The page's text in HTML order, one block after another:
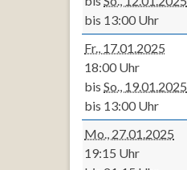
bis 13:00 Uhr
Fr., 17.01.2025
18:00 Uhr
bis So., 19.01.2025
bis 13:00 Uhr
Mo., 27.01.2025
19:15 Uhr